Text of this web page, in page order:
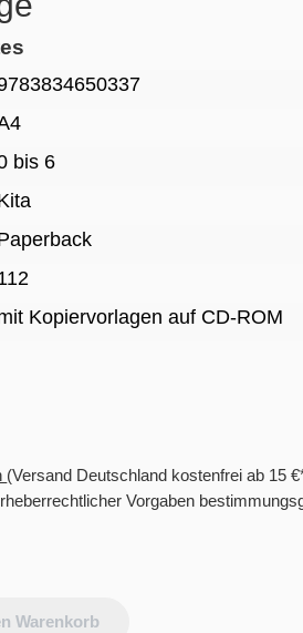
bis 6
Kopiervorlagen auf CD-ROM
(Versand Deutschland kostenfrei ab 15
Vorgaben
Warenkorb